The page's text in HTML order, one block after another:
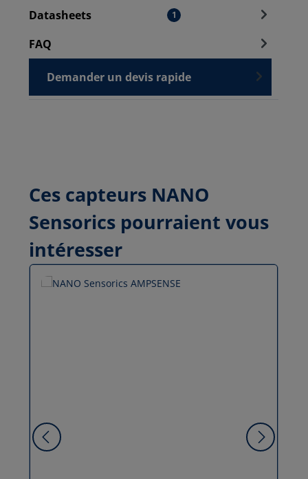
Datasheets
1
FAQ
Demander un devis rapide
Ces capteurs NANO
Sensorics pourraient vous
intéresser